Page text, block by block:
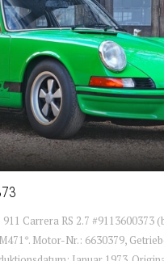
Carrera RS 2.7 #9113600373
Motor-Nr.: 6630379,